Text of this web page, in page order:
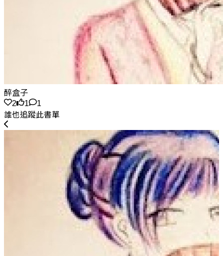
醉盒子
2
1
1
誰也追蹤此書單